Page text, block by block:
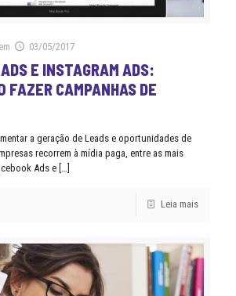
em 03/05/2017
E INSTAGRAM ADS:
FAZER CAMPANHAS DE
a geração de Leads e oportunidades de
recorrem à mídia paga, entre as mais
Ads e […]
Leia mais